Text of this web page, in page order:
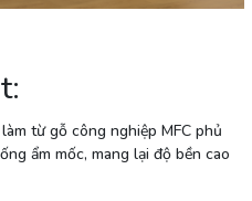
từ gỗ công nghiệp MFC phủ
ẩm mốc, mang lại độ bền cao